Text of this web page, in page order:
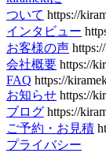
ついて https://
インタビュー
お客様の声
会社概要 https://
FAQ https://
お知らせ https://
ブログ https://
ご予約・お見積
プライバシー